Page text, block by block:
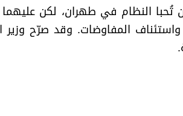
تُحبا النظام في طهران، لكن
المفاوضات. وقد صرّح وزير
.